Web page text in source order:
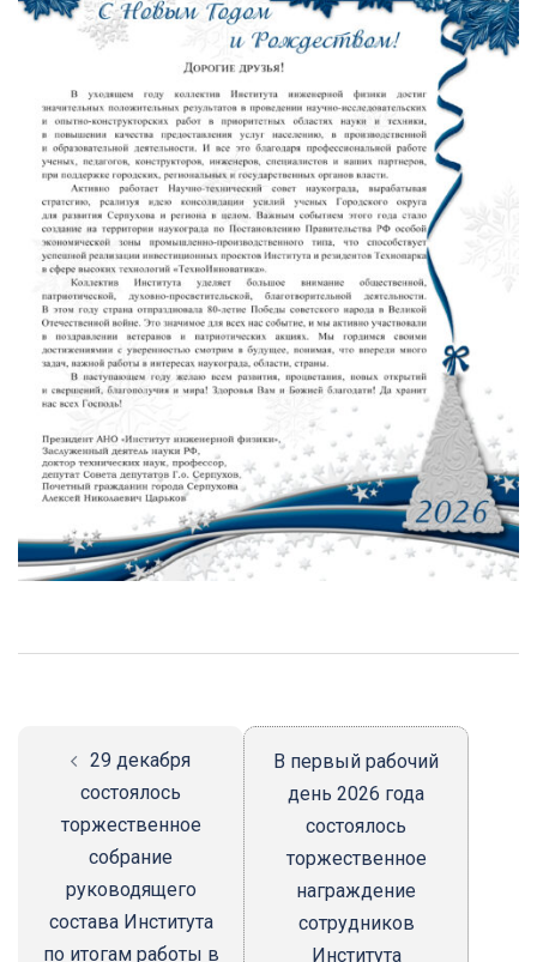
Навигация
29 декабря
состоялось
торжественное
собрание
руководящего
состава Института
по итогам работы в
В первый рабочий
день 2026 года
состоялось
торжественное
награждение
сотрудников
Института